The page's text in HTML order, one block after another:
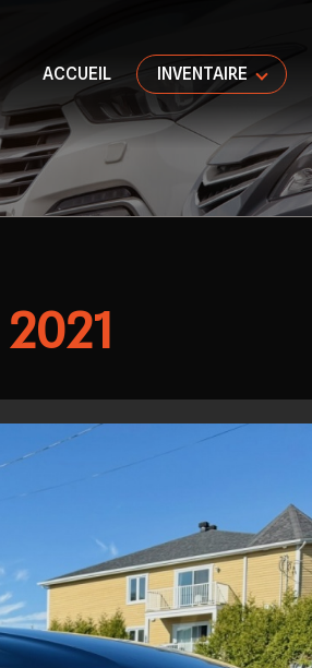
ACCUEIL INVENTAIRE
2021